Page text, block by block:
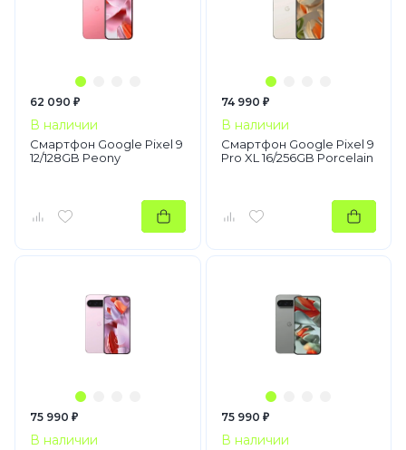
62 090 ₽
В наличии
Смартфон Google Pixel 9
12/128GB Peony
74 990 ₽
В наличии
Смартфон Google Pixel 9
Pro XL 16/256GB Porcelain
75 990 ₽
В наличии
75 990 ₽
В наличии